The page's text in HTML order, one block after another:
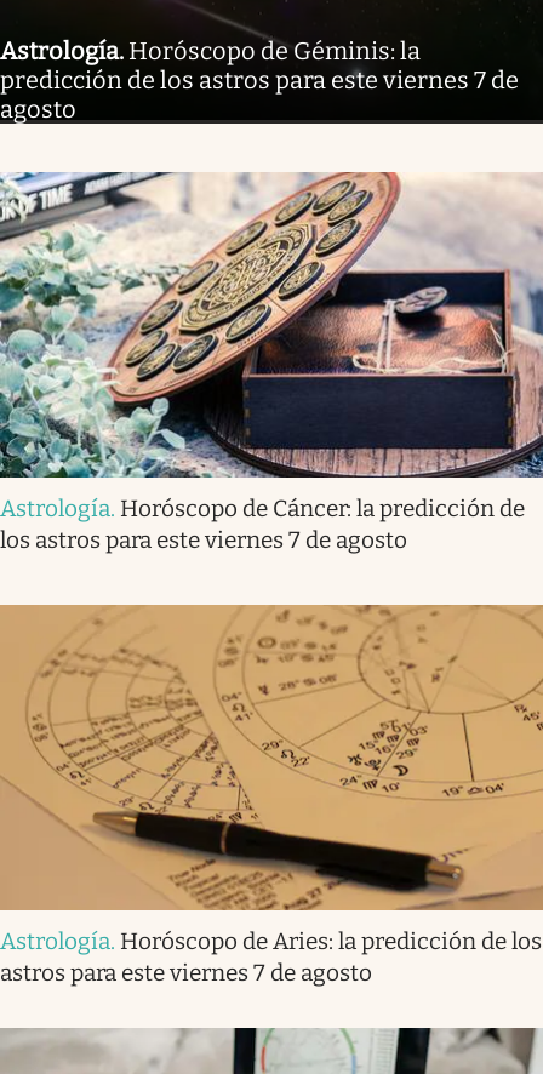
Astrología. Horóscopo de Géminis: la
predicción de los astros para este viernes 7 de
agosto
Astrología. Horóscopo de Cáncer: la predicción de
los astros para este viernes 7 de agosto
Astrología. Horóscopo de Aries: la predicción de los
astros para este viernes 7 de agosto